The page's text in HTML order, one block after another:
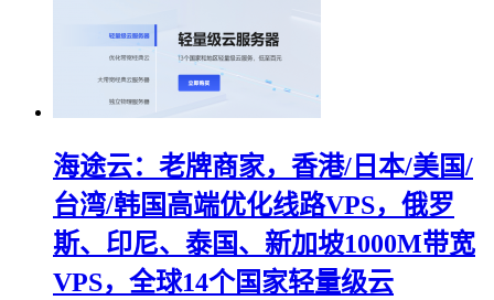
海途云：老牌商家，香港/日本/美国/
台湾/韩国高端优化线路VPS，俄罗
斯、印尼、泰国、新加坡1000M带宽
VPS，全球14个国家轻量级云